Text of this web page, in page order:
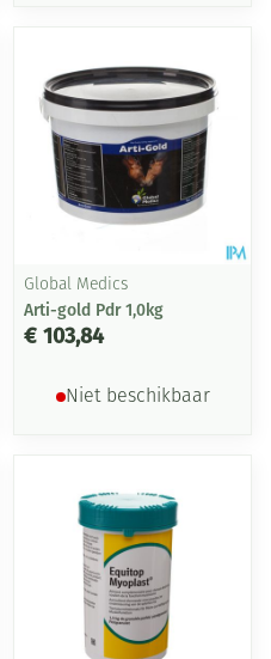
Global Medics
Arti-gold Pdr 1,0kg
€ 103,84
Niet beschikbaar